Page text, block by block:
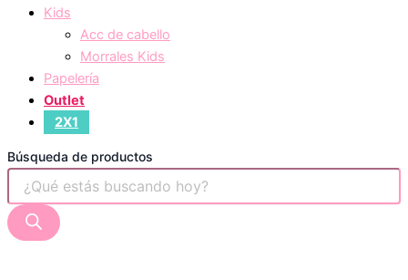
Kids
Acc de cabello
Morrales Kids
Papelería
Outlet
2X1
Búsqueda de productos